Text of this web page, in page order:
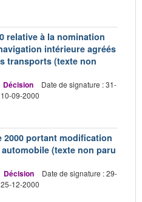
relative à la nomination
intérieure agréés
transports (texte non
Décision
Date de signature : 31-
09-2000
2000 portant modification
(texte non paru
Décision
Date de signature : 29-
12-2000